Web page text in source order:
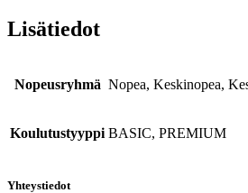
Lisätiedot
Nopeusryhmä Nopea, Keskinopea,
Koulutustyyppi BASIC, PREMIUM
Yhteystiedot